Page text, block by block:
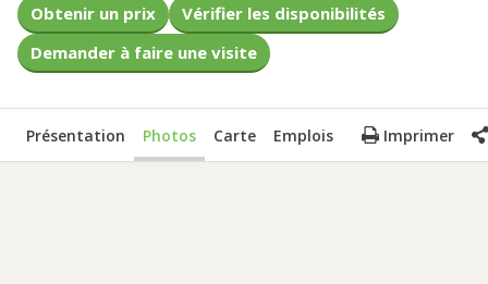
Obtenir un prix
Vérifier les disponibilités
Demander à faire une visite
Présentation Photos Carte Emplois Imprimer